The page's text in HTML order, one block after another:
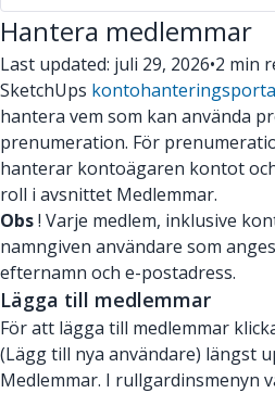
Hantera medlemmar
Last updated: juli 29, 2026•2 min
SketchUps
hantera vem som kan använda
prenumeration. För
hanterar kontoägaren kontot
roll i avsnittet Medlemmar.
Obs! Varje medlem, inklusive
namngiven användare som
efternamn och e-postadress.
Lägga till medlemmar
För att lägga till medlemmar
(Lägg till nya användare) längst
Medlemmar. I rullgardinsmenyn